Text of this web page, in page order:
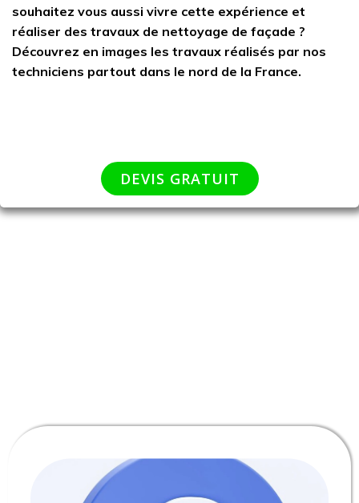
souhaitez vous aussi vivre cette expérience et
réaliser des travaux de nettoyage de façade ?
Découvrez en images les travaux réalisés par nos
techniciens partout dans le nord de la France.
DEVIS GRATUIT